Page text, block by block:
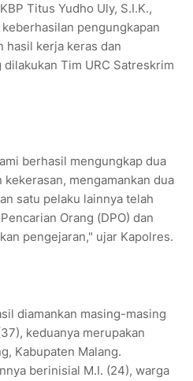
Titus Yudho Uly, S.I.K.,
pengungkapan
hasil kerja keras dan
Tim URC Satreskrim
berhasil mengungkap dua
mengamankan dua
satu pelaku lainnya telah
Orang (DPO) dan
pengejaran," ujar Kapolres.
diamankan masing-masing
keduanya merupakan
Kabupaten Malang.
berinisial M.I. (24), warga